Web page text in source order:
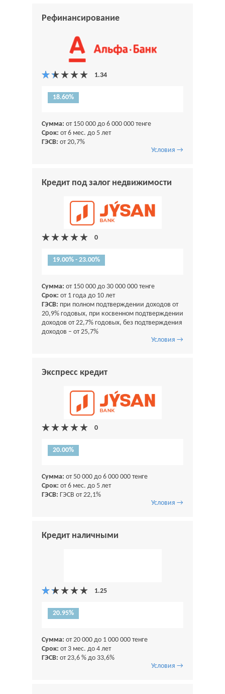
Рефинансирование
18.60%
Сумма: от 150 000 до 6 000 000 тенге
Срок: от 6 мес. до 5 лет
ГЭСВ: от 20,7%
Условия →
Кредит под залог недвижимости
19.00% - 23.00%
Сумма: от 150 000 до 30 000 000 тенге
Срок: от 1 года до 10 лет
ГЭСВ: при полном подтверждении доходов от
20,9% годовых, при косвенном подтверждении
доходов от 22,7% годовых, без подтверждения
доходов – от 25,7%
Условия →
Экспресс кредит
20.00%
Сумма: от 50 000 до 6 000 000 тенге
Срок: от 6 мес. до 5 лет
ГЭСВ: ГЭСВ от 22,1%
Условия →
Кредит наличными
20.95%
Сумма: от 20 000 до 1 000 000 тенге
Срок: от 3 мес. до 4 лет
ГЭСВ: от 23,6 % до 33,6%
Условия →